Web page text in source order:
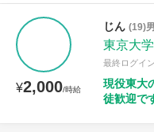
¥2,000/時給
じん (19)
東京大学
最終ログイ
現役東大
徒歓迎で